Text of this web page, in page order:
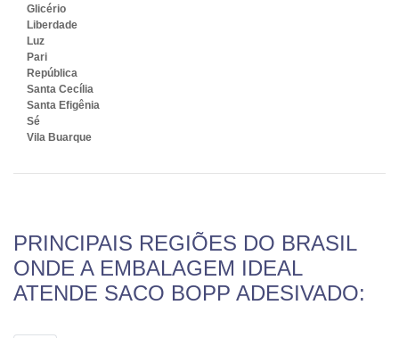
Glicério
Liberdade
Luz
Pari
República
Santa Cecília
Santa Efigênia
Sé
Vila Buarque
PRINCIPAIS REGIÕES DO BRASIL
ONDE A EMBALAGEM IDEAL
ATENDE SACO BOPP ADESIVADO: